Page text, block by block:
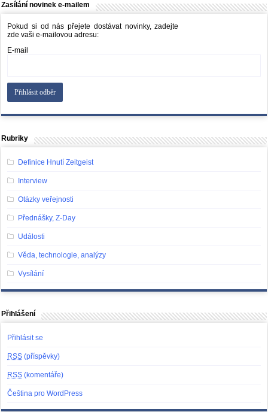
Zasílání novinek e-mailem
Pokud si od nás přejete dostávat novinky, zadejte
zde vaši e-mailovou adresu:
E-mail
Rubriky
Definice Hnutí Zeitgeist
Interview
Otázky veřejnosti
Přednášky, Z-Day
Události
Věda, technologie, analýzy
Vysílání
Přihlášení
Přihlásit se
RSS (příspěvky)
RSS (komentáře)
Čeština pro WordPress